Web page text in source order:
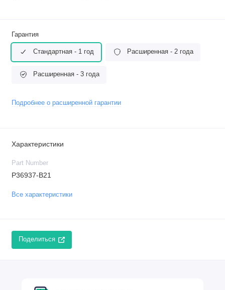
Гарантия
Стандартная - 1 год Расширенная - 2 года
Расширенная - 3 года
Подробнее о расширенной гарантии
Характеристики
Part Number
P36937-B21
Все характеристики
Поделиться